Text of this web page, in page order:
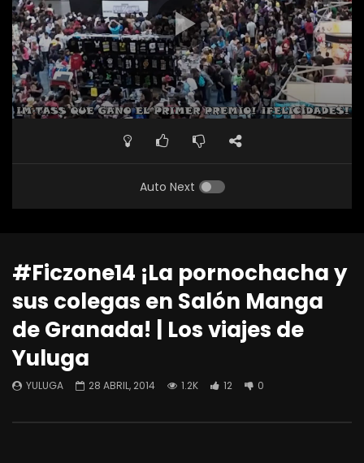
Auto Next
#Ficzone14 ¡La pornochacha y
sus colegas en Salón Manga
de Granada! | Los viajes de
Yuluga
YULUGA 28 ABRIL, 2014 1.2K 12 0